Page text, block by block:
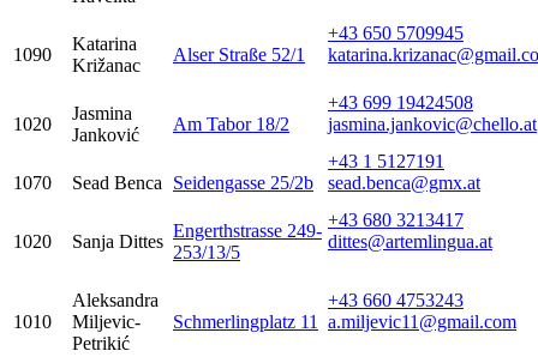
1090
Katarina
Križanac
Alser Straße 52/1
+43 650 5709945
1020
Jasmina
Janković
Am Tabor 18/2
+43 699 19424508
jasmina.jankovic@chello.at
1070 Sead Benca Seidengasse 25/2b
+43 1 5127191
sead.benca@gmx.at
1020 Sanja Dittes
Engerthstrasse 249-
253/13/5
+43 680 3213417
dittes@artemlingua.at
1010
Aleksandra
Miljevic-
Petrikić
Schmerlingplatz 11
+43 660 4753243
a.miljevic11@gmail.com